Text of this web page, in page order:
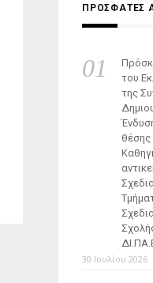
ΠΡΟΣΦΑΤΕΣ
του
της
θέσης
30 Ιουλίου 2026